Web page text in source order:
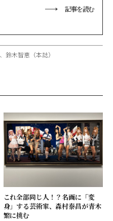
記事を読む
木智恵（本誌）
これ全部同じ人！？名画に「変
身」する芸術家、森村泰昌が青木
繁に挑む